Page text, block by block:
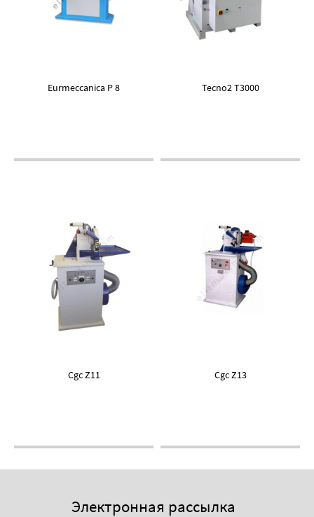
Eurmeccanica P 8 Tecno2 T3000
Cgc Z11 Cgc Z13
Электронная рассылка